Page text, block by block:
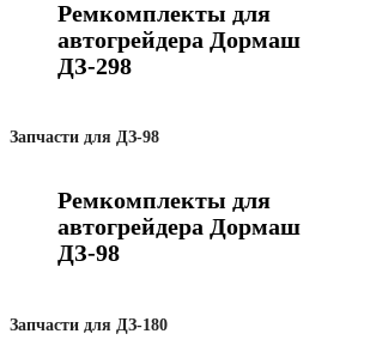
Ремкомплекты для
автогрейдера Дормаш
ДЗ-298
Запчасти для ДЗ-98
Ремкомплекты для
автогрейдера Дормаш
ДЗ-98
Запчасти для ДЗ-180